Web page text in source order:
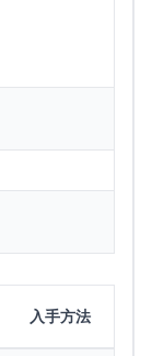
入手方法